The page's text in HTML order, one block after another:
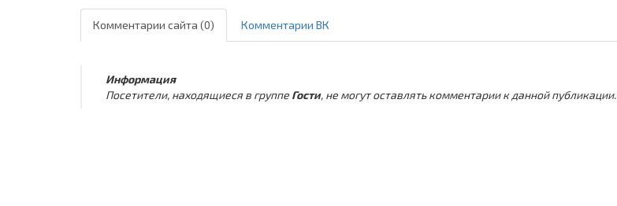
Комментарии сайта (0) Комментарии ВК
Информация
Посетители, находящиеся в группе Гости, не могут оставлять комментарии к данной публикации.